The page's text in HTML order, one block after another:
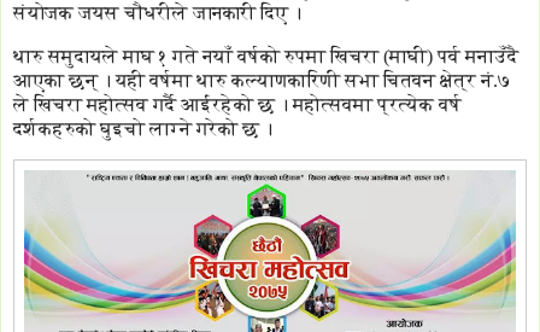
संयोजक जयस चौधरीले जानकारी दिए ।
थारु समुदायले माघ १ गते नयाँ वर्षको रुपमा खिचरा (माघी) पर्व मनाउँदै
आएका छन् । यही वर्षमा थारु कल्याणकारिणी सभा चितवन क्षेत्र नं.७
ले खिचरा महोत्सव गर्दै आईरहेको छ । महोत्सवमा प्रत्येक वर्ष
दर्शकहरुको घुइचो लाग्ने गरेको छ ।